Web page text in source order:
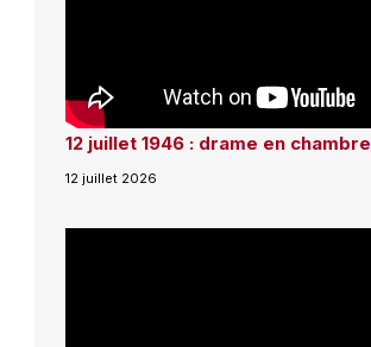
12 juillet 1946 : drame en chambre
12 juillet 2026